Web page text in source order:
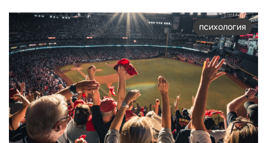
психология